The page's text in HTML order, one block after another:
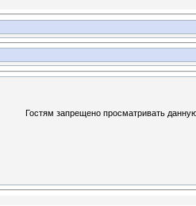
Гостям запрещено просматривать